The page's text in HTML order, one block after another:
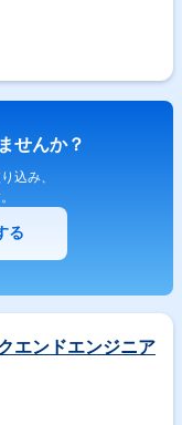
Docker ■IaC：Terraform
せんか？
込み、
る
エンドエンジニア